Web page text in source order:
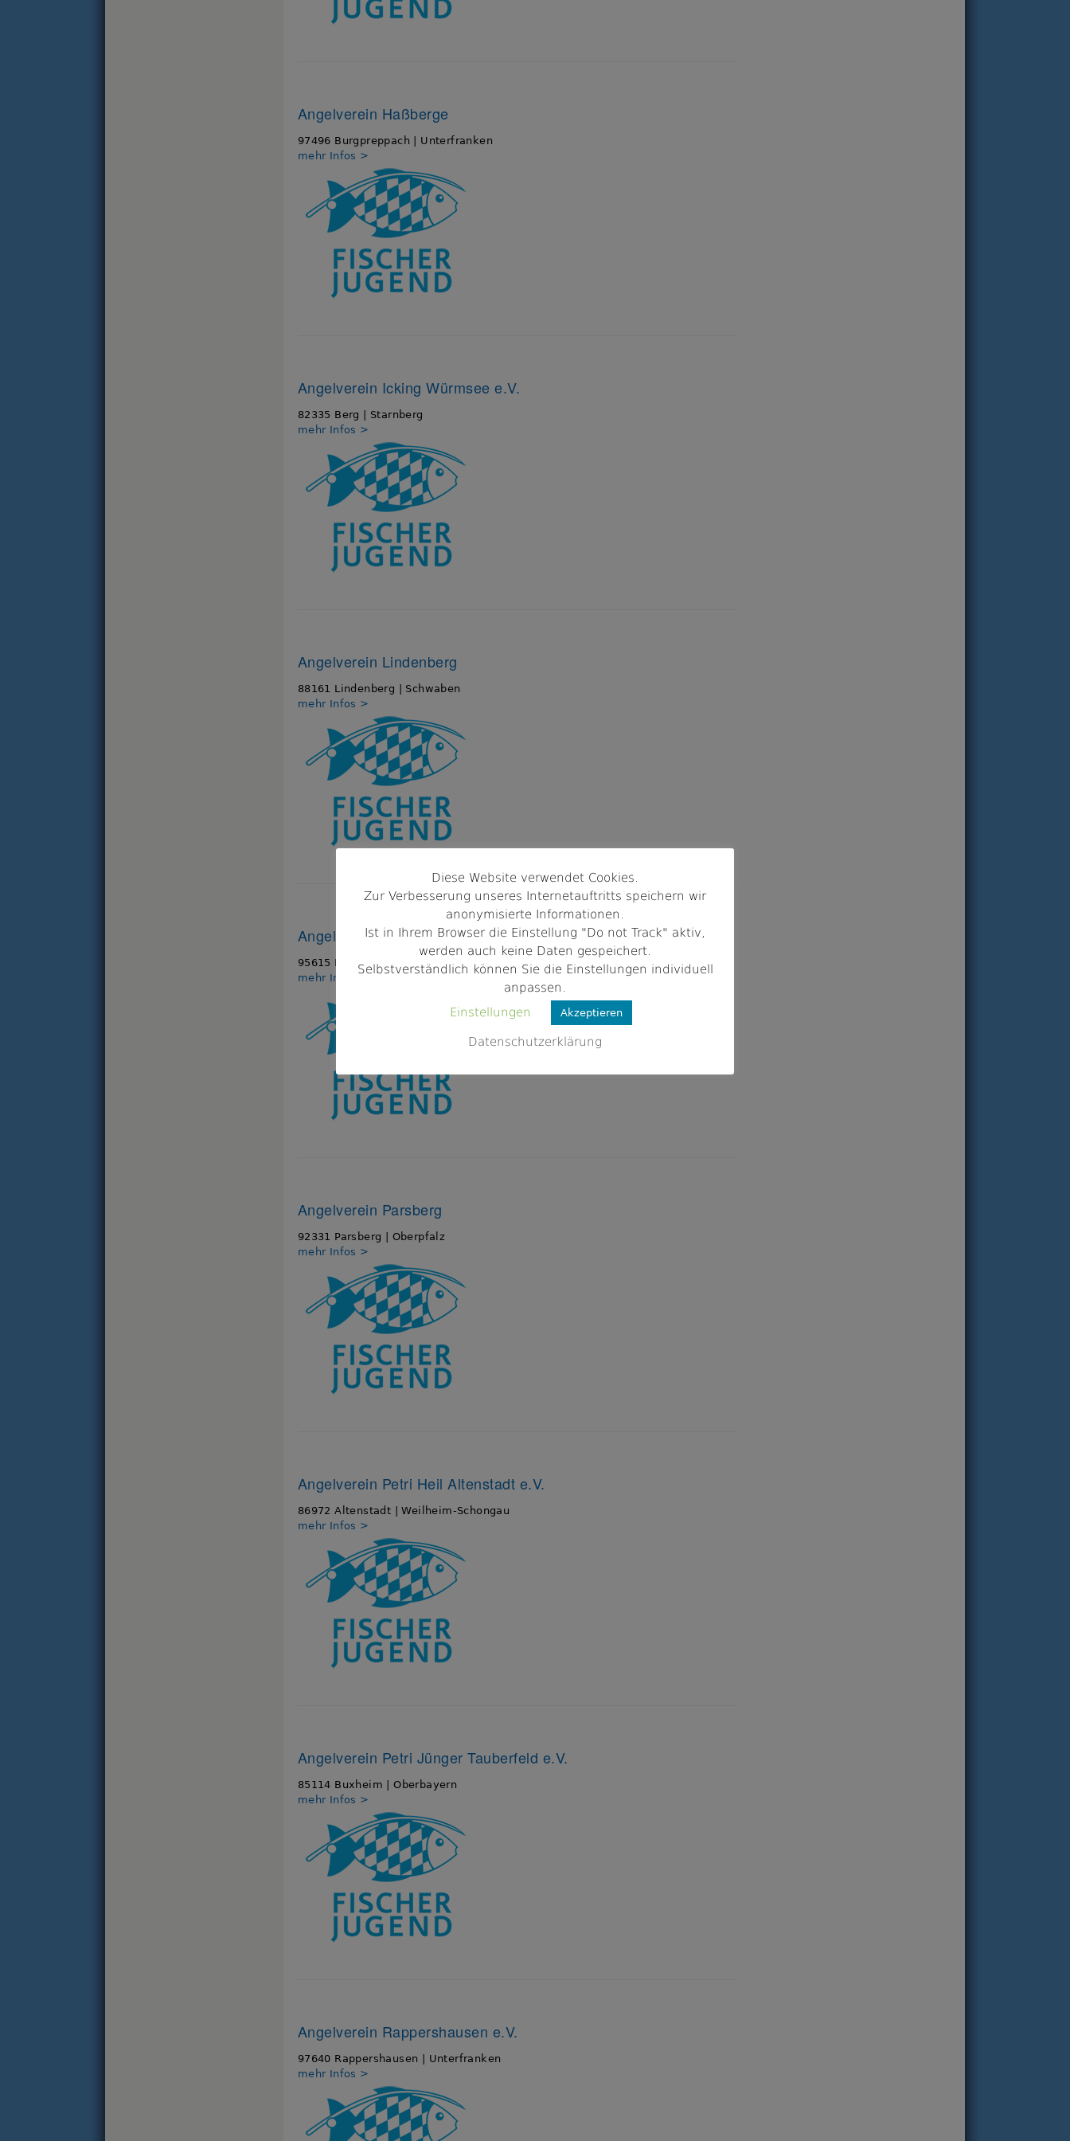
Angelverein Haßberge
97496 Burgpreppach | Unterfranken
mehr Infos >
Angelverein Icking Würmsee e.V.
82335 Berg | Starnberg
mehr Infos >
Angelverein Lindenberg
88161 Lindenberg | Schwaben
mehr Infos >
Angelverein Marktredwitz-Brand e.V.
95615 Marktredwitz | Wunsiedel i.Fichtelgebirge
mehr Infos >
Angelverein Parsberg
92331 Parsberg | Oberpfalz
mehr Infos >
Angelverein Petri Heil Altenstadt e.V.
86972 Altenstadt | Weilheim-Schongau
mehr Infos >
Angelverein Petri Jünger Tauberfeld e.V.
85114 Buxheim | Oberbayern
mehr Infos >
Angelverein Rappershausen e.V.
97640 Rappershausen | Unterfranken
mehr Infos >
Diese Website verwendet Cookies.
Zur Verbesserung unseres Internetauftritts speichern wir
anonymisierte Informationen.
Ist in Ihrem Browser die Einstellung "Do not Track" aktiv,
werden auch keine Daten gespeichert.
Selbstverständlich können Sie die Einstellungen individuell
anpassen.
Einstellungen
Akzeptieren
Datenschutzerklärung